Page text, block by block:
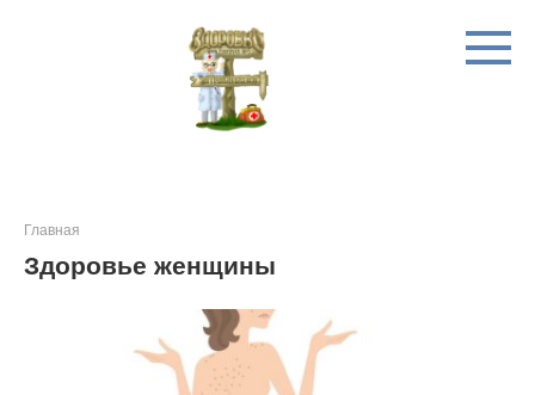
Главная
Здоровье женщины